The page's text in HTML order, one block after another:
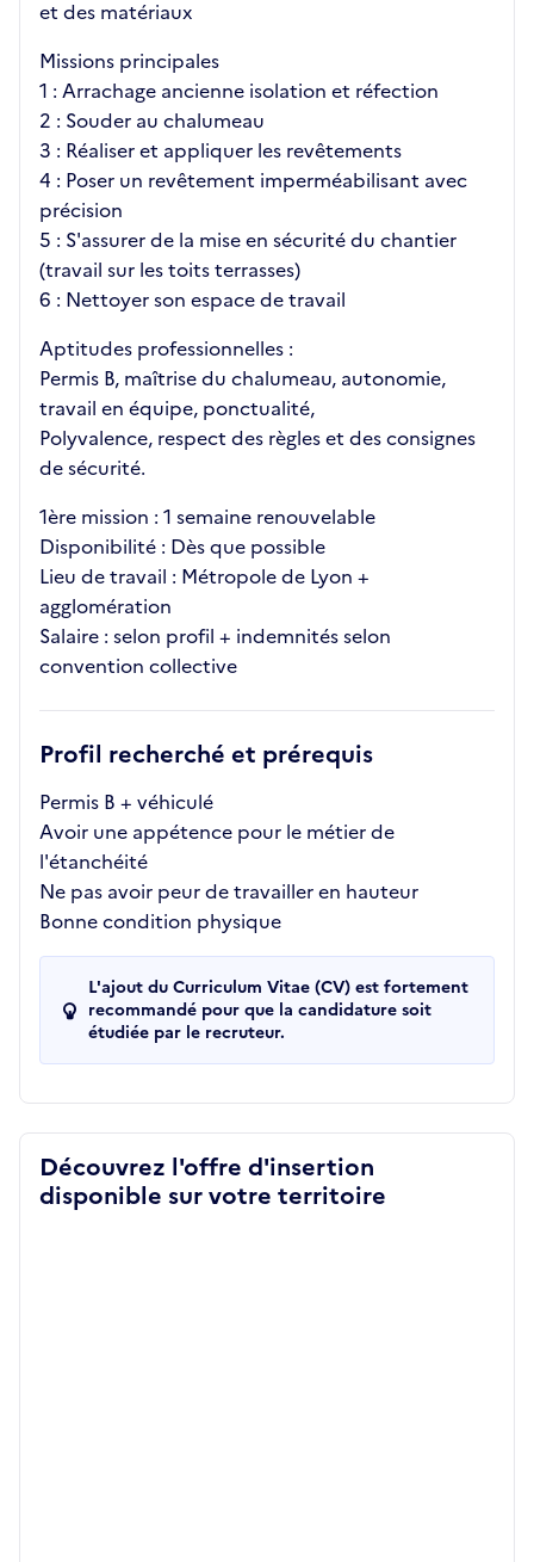
et des matériaux
Missions principales
1 : Arrachage ancienne isolation et réfection
2 : Souder au chalumeau
3 : Réaliser et appliquer les revêtements
4 : Poser un revêtement imperméabilisant avec
précision
5 : S'assurer de la mise en sécurité du chantier
(travail sur les toits terrasses)
6 : Nettoyer son espace de travail
Aptitudes professionnelles :
Permis B, maîtrise du chalumeau, autonomie,
travail en équipe, ponctualité,
Polyvalence, respect des règles et des consignes
de sécurité.
1ère mission : 1 semaine renouvelable
Disponibilité : Dès que possible
Lieu de travail : Métropole de Lyon +
agglomération
Salaire : selon profil + indemnités selon
convention collective
Profil recherché et prérequis
Permis B + véhiculé
Avoir une appétence pour le métier de
l'étanchéité
Ne pas avoir peur de travailler en hauteur
Bonne condition physique
L'ajout du Curriculum Vitae (CV) est fortement
recommandé pour que la candidature soit
étudiée par le recruteur.
Découvrez l'offre d'insertion
disponible sur votre territoire